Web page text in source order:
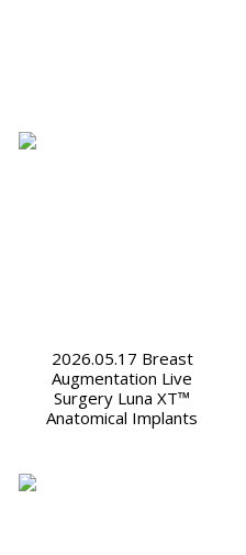
2026.05.17 Breast
Augmentation Live
Surgery Luna XT™
Anatomical Implants